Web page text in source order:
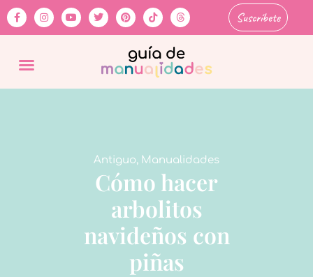
Suscríbete
Antiguo, Manualidades
Cómo hacer
arbolitos
navideños con
piñas